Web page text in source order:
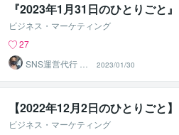
『2023年1月31日のひとりごと』⁡
ビジネス・マーケティング
27
SNS運営代行 ま
るなげ
2023/01/30
【2022年12月2日のひとりごと】⁡
ビジネス・マーケティング